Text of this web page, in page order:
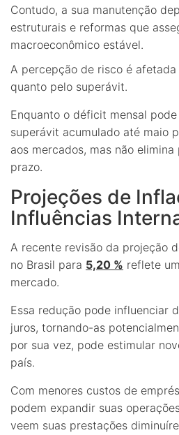
Contudo, a sua manutenção
estruturais e reformas que
macroeconômico estável.
A percepção de risco é
quanto pelo superávit.
Enquanto o déficit mensal
superávit acumulado até maio
aos mercados, mas não
prazo.
Projeções de
Influências
A recente revisão da projeção
no Brasil para 5,20 % reflete
mercado.
Essa redução pode influenciar
juros, tornando-as
por sua vez, pode estimular
país.
Com menores custos de
podem expandir suas
veem suas prestações